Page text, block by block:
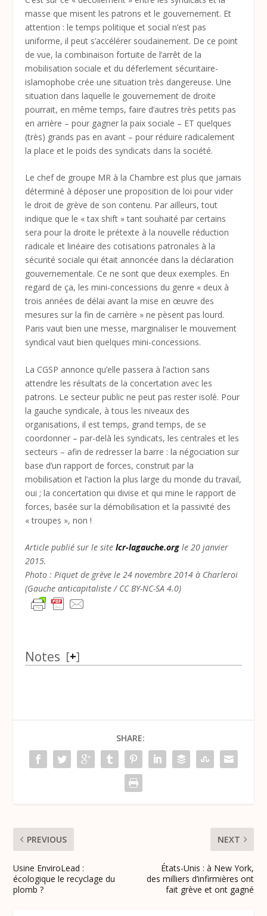
masse que misent les patrons et le gouvernement. Et
attention : le temps politique et social n’est pas
uniforme, il peut s’accélérer soudainement. De ce point
de vue, la combinaison fortuite de l’arrêt de la
mobilisation sociale et du déferlement sécuritaire-
islamophobe crée une situation très dangereuse. Une
situation dans laquelle le gouvernement de droite
pourrait, en même temps, faire d’autres très petits pas
en arrière – pour gagner la paix sociale – ET quelques
(très) grands pas en avant – pour réduire radicalement
la place et le poids des syndicats dans la société.
Le chef de groupe MR à la Chambre est plus que jamais
déterminé à déposer une proposition de loi pour vider
le droit de grève de son contenu. Par ailleurs, tout
indique que le « tax shift » tant souhaité par certains
sera pour la droite le prétexte à la nouvelle réduction
radicale et linéaire des cotisations patronales à la
sécurité sociale qui était annoncée dans la déclaration
gouvernementale. Ce ne sont que deux exemples. En
regard de ça, les mini-concessions du genre « deux à
trois années de délai avant la mise en œuvre des
mesures sur la fin de carrière » ne pèsent pas lourd.
Paris vaut bien une messe, marginaliser le mouvement
syndical vaut bien quelques mini-concessions.
La CGSP annonce qu’elle passera à l’action sans
attendre les résultats de la concertation avec les
patrons. Le secteur public ne peut pas rester isolé. Pour
la gauche syndicale, à tous les niveaux des
organisations, il est temps, grand temps, de se
coordonner – par-delà les syndicats, les centrales et les
secteurs – afin de redresser la barre : la négociation sur
base d’un rapport de forces, construit par la
mobilisation et l’action la plus large du monde du travail,
oui ; la concertation qui divise et qui mine le rapport de
forces, basée sur la démobilisation et la passivité des
« troupes », non !
Article publié sur le sitelcr-lagauche.org le 20 janvier
2015.
Photo : Piquet de grève le 24 novembre 2014 à Charleroi
(Gauche anticapitaliste / CC BY-NC-SA 4.0)
Notes [+]
SHARE:
PREVIOUS
Usine EnviroLead :
écologique le recyclage du
plomb ?
NEXT
États-Unis : à New York,
des milliers d’infirmières ont
fait grève et ont gagné